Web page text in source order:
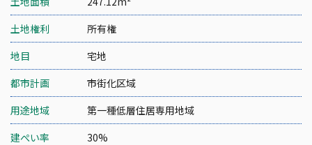
土地権利
所有権
地目
宅地
都市計画
市街化区域
用途地域
第一種低層住居専用地域
建ぺい率
30%